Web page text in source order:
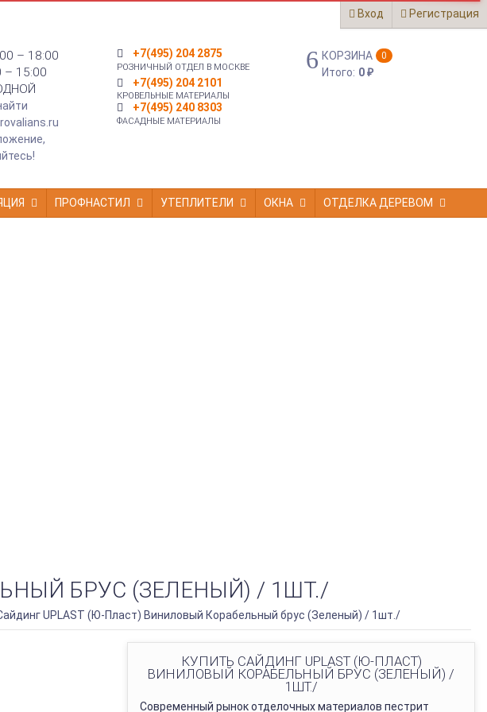
Вход Регистрация
– 18:00
– 15:00
+7(495) 204 2875
РОЗНИЧНЫЙ ОТДЕЛ В МОСКВЕ
+7(495) 204 2101
КРОВЕЛЬНЫЕ МАТЕРИАЛЫ
+7(495) 240 8303
ФАСАДНЫЕ МАТЕРИАЛЫ
КОРЗИНА 0
Итого: 0₽
ПРОФНАСТИЛ УТЕПЛИТЕЛИ ОКНА ОТДЕЛКА ДЕРЕВОМ
БРУС (ЗЕЛЕНЫЙ) / 1ШТ./
UPLAST (Ю-Пласт) Виниловый Корабельный брус (Зеленый) / 1шт./
КУПИТЬ САЙДИНГ UPLAST (Ю-ПЛАСТ)
ВИНИЛОВЫЙ КОРАБЕЛЬНЫЙ БРУС (ЗЕЛЕНЫЙ) /
1ШТ./
Современный рынок отделочных материалов пестрит